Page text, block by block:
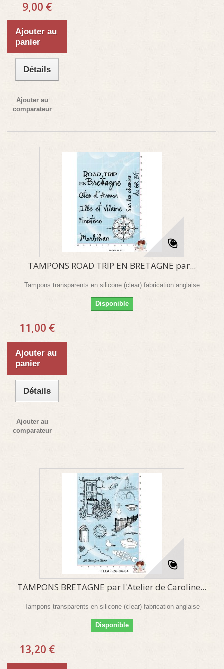
9,00 €
Ajouter au
panier
Détails
Ajouter au
comparateur
TAMPONS ROAD TRIP EN BRETAGNE par...
Tampons transparents en silicone (clear) fabrication anglaise
Disponible
11,00 €
Ajouter au
panier
Détails
Ajouter au
comparateur
TAMPONS BRETAGNE par l'Atelier de Caroline...
Tampons transparents en silicone (clear) fabrication anglaise
Disponible
13,20 €